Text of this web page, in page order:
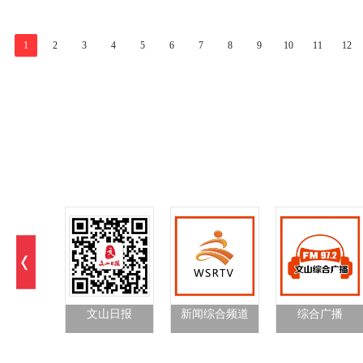
1 2 3 4 5 6 7 8 9 10 11 12
文山日报 新闻综合频道 综合广播